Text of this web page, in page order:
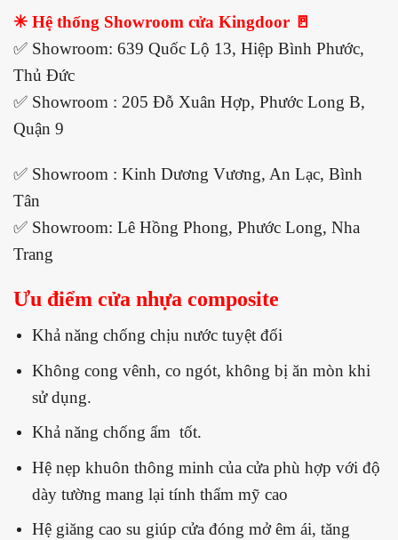
✳ Hệ thống Showroom cửa Kingdoor 🚪
✅ Showroom: 639 Quốc Lộ 13, Hiệp Bình Phước,
Thủ Đức
✅ Showroom : 205 Đỗ Xuân Hợp, Phước Long B,
Quận 9
✅ Showroom : Kinh Dương Vương, An Lạc, Bình
Tân
✅ Showroom: Lê Hồng Phong, Phước Long, Nha
Trang
Ưu điểm cửa nhựa composite
Khả năng chống chịu nước tuyệt đối
Không cong vênh, co ngót, không bị ăn mòn khi
sử dụng.
Khả năng chống ẩm tốt.
Hệ nẹp khuôn thông minh của cửa phù hợp với độ
dày tường mang lại tính thẩm mỹ cao
Hệ giăng cao su giúp cửa đóng mở êm ái, tăng